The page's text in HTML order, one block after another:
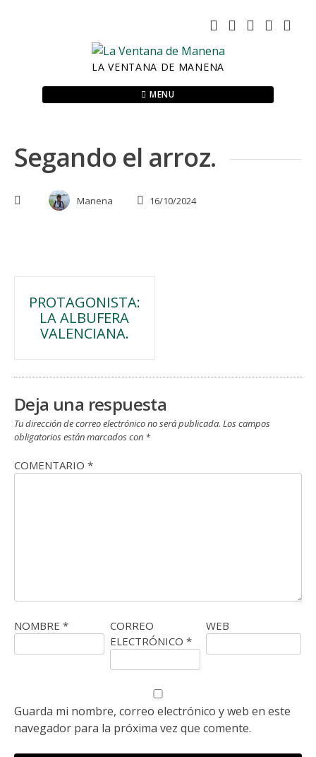
LA VENTANA DE MANENA
MENU
Segando el arroz.
Manena 16/10/2024
Navegación
entradas
PROTAGONISTA:
LA ALBUFERA
VALENCIANA.
Deja una respuesta
Tu dirección de correo electrónico no será publicada. Los campos
obligatorios están marcados con *
COMENTARIO *
NOMBRE *
CORREO
ELECTRÓNICO *
WEB
Guarda mi nombre, correo electrónico y web en este
navegador para la próxima vez que comente.